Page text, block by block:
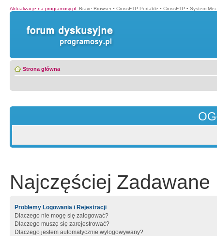
Aktualizacje na programosy.pl: Brave Browser • CrossFTP Portable • CrossFTP • System
Strona główna
Najczęściej Zadawane
Problemy Logowania i Rejestracji
Dlaczego nie mogę się zalogować?
Dlaczego muszę się zarejestrować?
Dlaczego jestem automatycznie wylogowywany?